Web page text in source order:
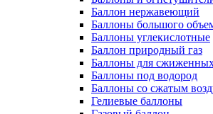
Баллон нержавеющий
Баллоны большого
Баллоны углекислотные
Баллон природный газ
Баллоны для сжиженных
Баллоны под водород
Баллоны со сжатым
Гелиевые баллоны